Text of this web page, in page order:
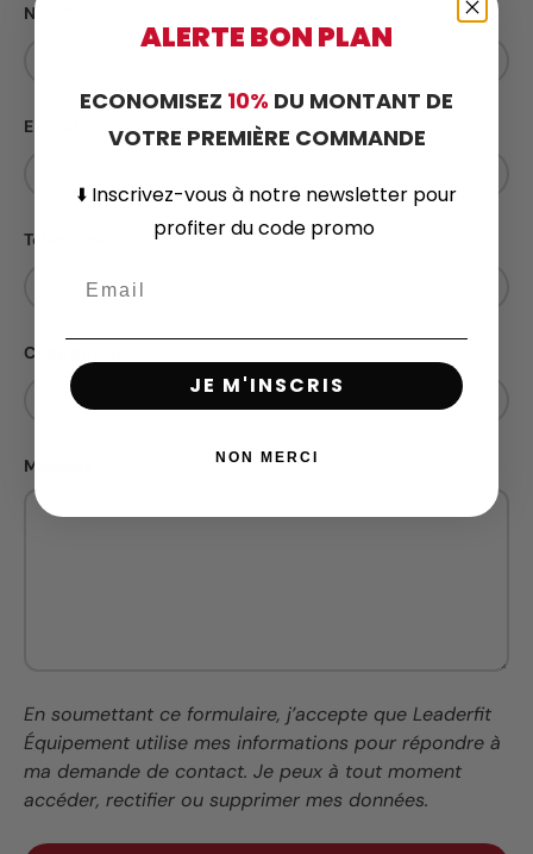
Nom
E-mail
Téléphone
Code postal
Message
En soumettant ce formulaire, j’accepte que Leaderfit
Équipement utilise mes informations pour répondre à
ma demande de contact. Je peux à tout moment
accéder, rectifier ou supprimer mes données.
ALERTE BON PLAN
ECONOMISEZ 10% DU MONTANT DE
VOTRE PREMIÈRE COMMANDE
⬇️ Inscrivez-vousà notre newsletter pour
profiter du code promo
JE M'INSCRIS
NON MERCI